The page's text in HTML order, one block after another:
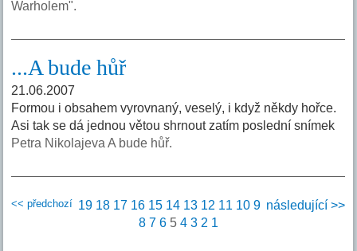
Warholem".
...A bude hůř
21.06.2007
Formou i obsahem vyrovnaný, veselý, i když někdy hořce.
Asi tak se dá jednou větou shrnout zatím poslední snímek
Petra Nikolajeva A bude hůř.
<< předchozí následující >>
19 18 17 16 15 14 13 12 11 10 9
8 7 65 4 3 2 1